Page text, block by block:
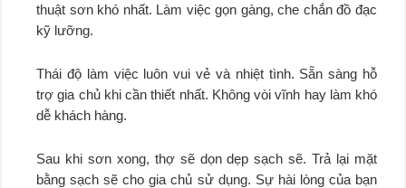
thuật sơn khó nhất. Làm việc gọn gàng, che chắn đồ đạc
kỹ lưỡng.
Thái độ làm việc luôn vui vẻ và nhiệt tình. Sẵn sàng hỗ
trợ gia chủ khi cần thiết nhất. Không vòi vĩnh hay làm khó
dễ khách hàng.
Sau khi sơn xong, thợ sẽ dọn dẹp sạch sẽ. Trả lại mặt
bằng sạch sẽ cho gia chủ sử dụng. Sự hài lòng của bạn